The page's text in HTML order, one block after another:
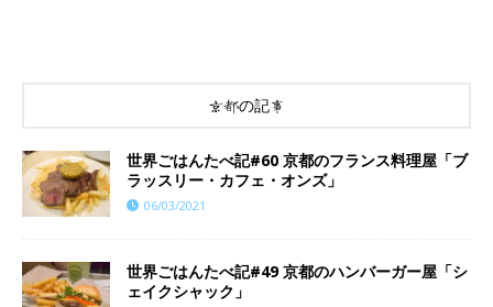
京都の記事
世界ごはんたべ記#60 京都のフランス料理屋「ブ
ラッスリー・カフェ・オンズ」
06/03/2021
世界ごはんたべ記#49 京都のハンバーガー屋「シ
ェイクシャック」